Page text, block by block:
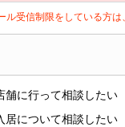
ル受信制限をしている方は
舗に行って相談したい
居について相談したい